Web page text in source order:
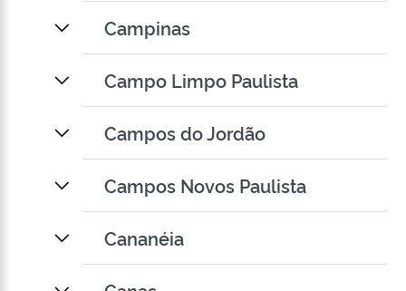
Campinas
Campo Limpo Paulista
Campos do Jordão
Campos Novos Paulista
Cananéia